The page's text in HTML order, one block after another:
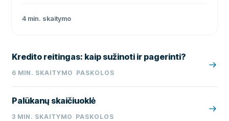
4 min. skaitymo
Kredito reitingas: kaip sužinoti ir pagerinti?
6 MIN. SKAITYMO PASKOLOS
Palūkanų skaičiuoklė
3 MIN. SKAITYMO PASKOLOS